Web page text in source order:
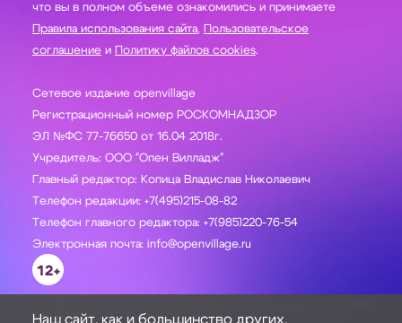
что вы в полном объеме ознакомились и принимаете
Правила использования сайта, Пользовательское
соглашение и Политику файлов cookies.
Сетевое издание openvillage
Регистрационный номер РОСКОМНАДЗОР
ЭЛ №ФС 77-76650 от 16.04 2018г.
Учредитель: ООО "Опен Вилладж"
Главный редактор: Копица Владислав Николаевич
Телефон редакции: +7(495)215-08-82
Телефон главного редактора: +7(985)220-76-54
Электронная почта: info@openvillage.ru
12+
Наш сайт, как и большинство других,